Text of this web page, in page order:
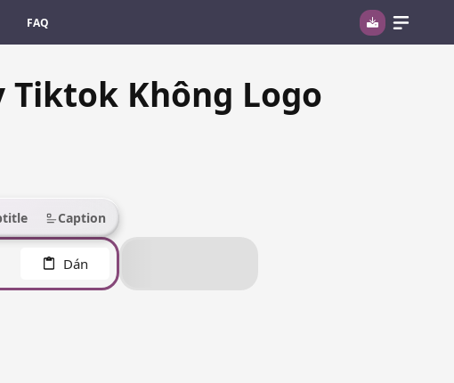
FAQ
Không Logo
Caption
Dán